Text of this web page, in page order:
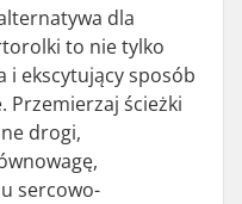
dla
to nie tylko
i ekscytujący sposób
Przemierzaj ścieżki
drogi,
sercowo-